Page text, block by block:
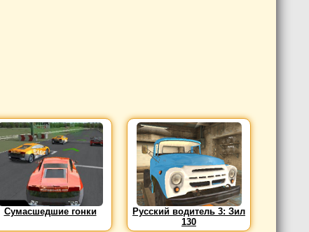
Сумасшедшие гонки
Русский водитель 3: Зил
130